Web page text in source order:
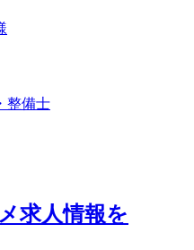
整備士
求人情報を